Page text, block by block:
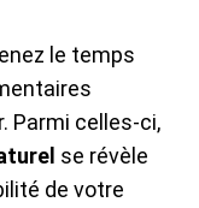
le temps
Parmi celles-ci,
se révèle
de votre